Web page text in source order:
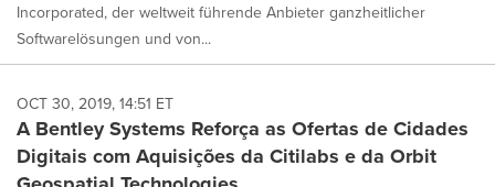
Incorporated, der weltweit führende Anbieter ganzheitlicher
Softwarelösungen und von...
OCT 30, 2019, 14:51 ET
A Bentley Systems Reforça as Ofertas de Cidades
Digitais com Aquisições da Citilabs e da Orbit